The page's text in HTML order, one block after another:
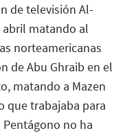
de televisión Al-
abril matando al
norteamericanas
de Abu Ghraib en el
matando a Mazen
que trabajaba para
Pentágono no ha